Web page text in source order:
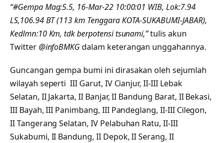
“#Gempa Mag:5.5, 16-Mar-22 10:00:01 WIB, Lok:7.94
LS,106.94 BT (113 km Tenggara KOTA-SUKABUMI-JABAR),
Kedlmn:10 Km, tdk berpotensi tsunami,”tulis akun
Twitter@infoBMKGdalam keterangan unggahannya.
Guncangan gempa bumi ini dirasakan oleh sejumlah
wilayah seperti III Garut, IV Cianjur, II-III Lebak
Selatan, II Jakarta, II Banjar, II Bandung Barat, II Bekasi,
III Bayah, III Panimbang, III Pandeglang, II-III Cilegon,
II Tangerang Selatan, IV Pelabuhan Ratu, II-III
Sukabumi, II Bandung, II Depok, II Serang, II